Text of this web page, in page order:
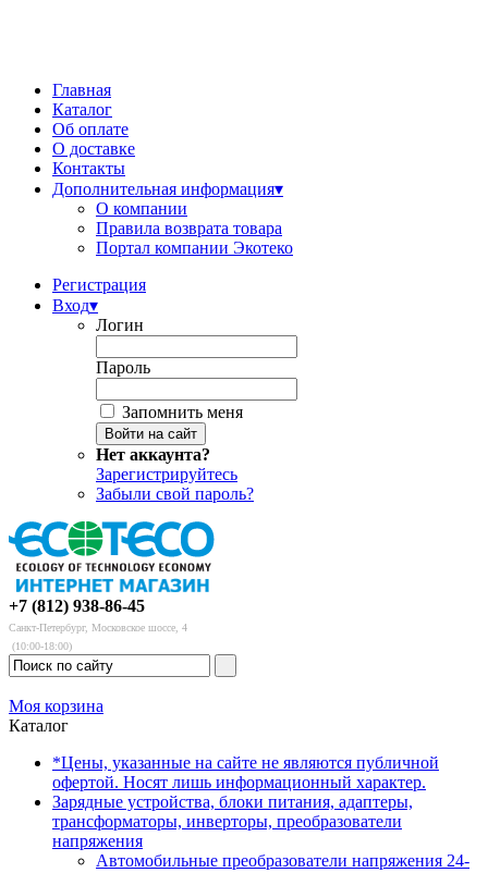
Главная
Каталог
Об оплате
О доставке
Контакты
Дополнительная информация▾
О компании
Правила возврата товара
Портал компании Экотеко
Регистрация
Вход▾
Логин
Пароль
Запомнить меня
Нет аккаунта?
Зарегистрируйтесь
Забыли свой пароль?
+7 (812) 938-86-45
Санкт-Петербург, Московское шоссе, 4
(10:00-18:00)
Моя корзина
Каталог
*Цены, указанные на сайте не являются публичной
офертой. Носят лишь информационный характер.
Зарядные устройства, блоки питания, адаптеры,
трансформаторы, инверторы, преобразователи
напряжения
Автомобильные преобразователи напряжения 24-